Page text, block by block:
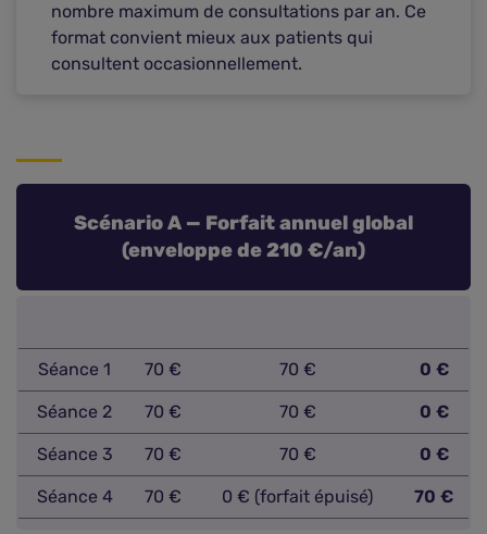
nombre maximum de consultations par an. Ce
format convient mieux aux patients qui
consultent occasionnellement.
Scénario A — Forfait annuel global
(enveloppe de 210 €/an)
Séance 1 70 € 70 € 0 €
Séance 2 70 € 70 € 0 €
Séance 3 70 € 70 € 0 €
Séance 4 70 € 0 € (forfait épuisé) 70 €